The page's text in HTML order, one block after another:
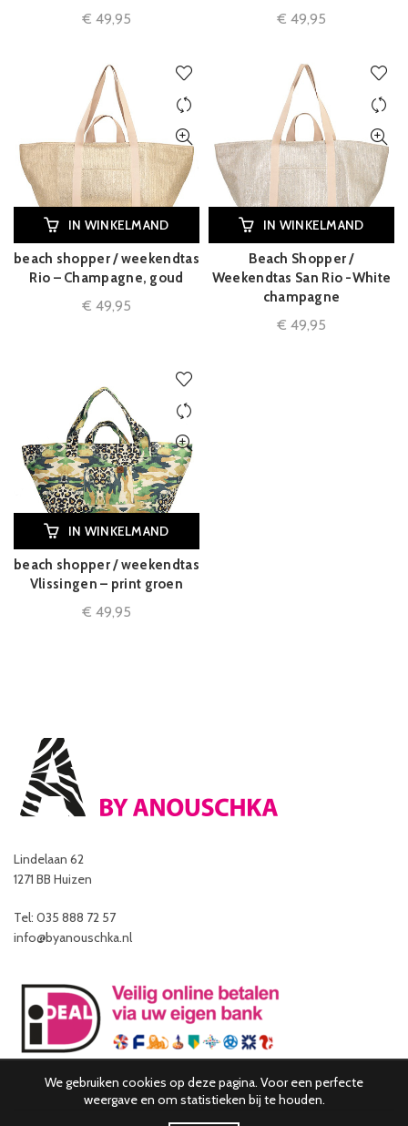
€ 49,95 € 49,95
IN WINKELMAND
beach shopper / weekendtas
Rio – Champagne, goud
€ 49,95
IN WINKELMAND
Beach Shopper /
Weekendtas San Rio -White
champagne
€ 49,95
IN WINKELMAND
beach shopper / weekendtas
Vlissingen – print groen
€ 49,95
Lindelaan 62
1271 BB Huizen
Tel: 035 888 72 57
info@byanouschka.nl
We gebruiken cookies op deze pagina. Voor een perfecte
weergave en om statistieken bij te houden.